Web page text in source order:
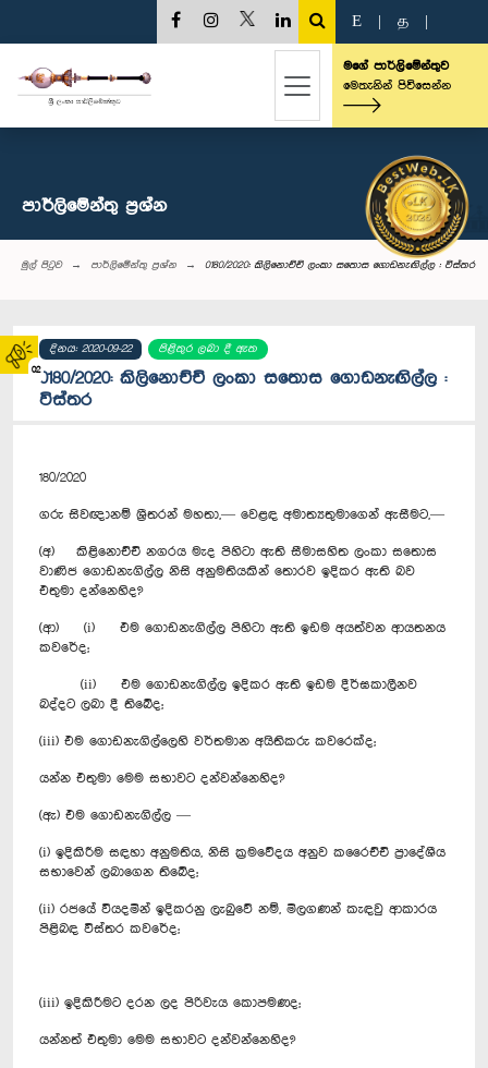
02
E த
මගේ පාර්ලිමේන්තුව
මෙතැනින් පිවිසෙන්න
පාර්ලි‌මේන්තු‌ ප්‍රශ්න
මුල් පිටුව පාර්ලි‌මේන්තු‌ ප්‍රශ්න 0180/2020: කිලිනොච්චි ලංකා සතොස ගොඩනැඟිල්ල : විස්තර
දිනය: 2020-09-22 පිළිතුර ලබා දී ඇත
0180/2020: කිලිනොච්චි ලංකා සතොස ගොඩනැඟිල්ල :
විස්තර
180/2020
ගරු සිවඥානම් ශ්‍රීතරන් මහතා,— වෙළඳ අමාත්‍යතුමාගෙන් ඇසීමට,—
(අ) කිළිනොච්චි නගරය මැද පිහිටා ඇති සීමාසහිත ලංකා සතොස
වාණිජ ගොඩනැගිල්ල නිසි අනුමතියකින් තොරව ඉදිකර ඇති බව
එතුමා දන්නෙහිද?
(ආ) (i) එම ගොඩනැගිල්ල පිහිටා ඇති ඉඩම අයත්වන ආයතනය
කවරේද;
(ii) එම ගොඩනැගිල්ල ඉදිකර ඇති ඉඩම දීර්ඝකාලීනව
බද්දට ලබා දී තිබේද;
(iii) එම ගොඩනැගිල්ලෙහි වර්තමාන අයිතිකරු කවරෙක්ද;
යන්න එතුමා මෙම සභාවට දන්වන්නෙහිද?
(ඇ) එම ගොඩනැගිල්ල —
(i) ඉදිකිරීම සඳහා අනුමතිය, නිසි ක්‍රමවේදය අනුව කරෛච්චි ප්‍රාදේශීය
සභාවෙන් ලබාගෙන තිබේද;
(ii) රජයේ වියදමින් ඉදිකරනු ලැබුවේ නම්, මිලගණන් කැඳවු ආකාරය
පිළිබඳ විස්තර කවරේද;
(iii) ඉදිකිරීමට දරන ලද පිරිවැය කොපමණද;
යන්නත් එතුමා මෙම සභාවට දන්වන්නෙහිද?‍